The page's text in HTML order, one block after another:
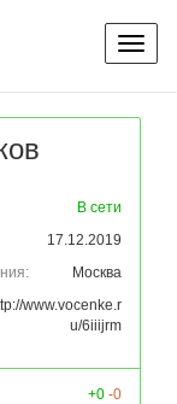
В сети
17.12.2019
Москва
www.vocenke.r
u/6iiijrm
+0 -0